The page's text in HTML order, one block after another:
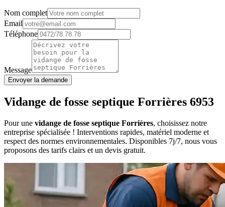
Nom complet
Email
Téléphone
Message
Envoyer la demande
Vidange de fosse septique Forrières 6953
Pour une vidange de fosse septique Forrières, choisissez notre
entreprise spécialisée ! Interventions rapides, matériel moderne et
respect des normes environnementales. Disponibles 7j/7, nous vous
proposons des tarifs clairs et un devis gratuit.